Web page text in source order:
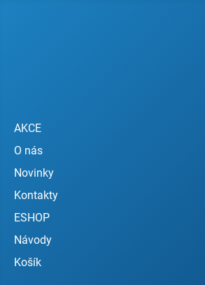
AKCE
O nás
Novinky
Kontakty
ESHOP
Návody
Košík